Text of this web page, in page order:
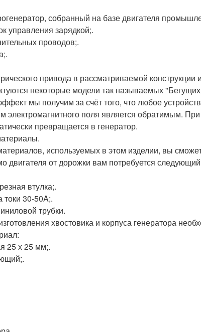
собранный на базе двигателя
управления зарядкой;.
проводов;.
привода в рассматриваемой конструкции
некоторые модели так называемых
мы получим за счёт того, что любое
электромагнитного поля является обратимым.
превращается в генератор.
используемых в этом изделии, вы
двигателя от дорожки вам потребуется
втулка;.
30-50A;.
трубки.
хвостовика и корпуса генератора
25 х 25 мм;.